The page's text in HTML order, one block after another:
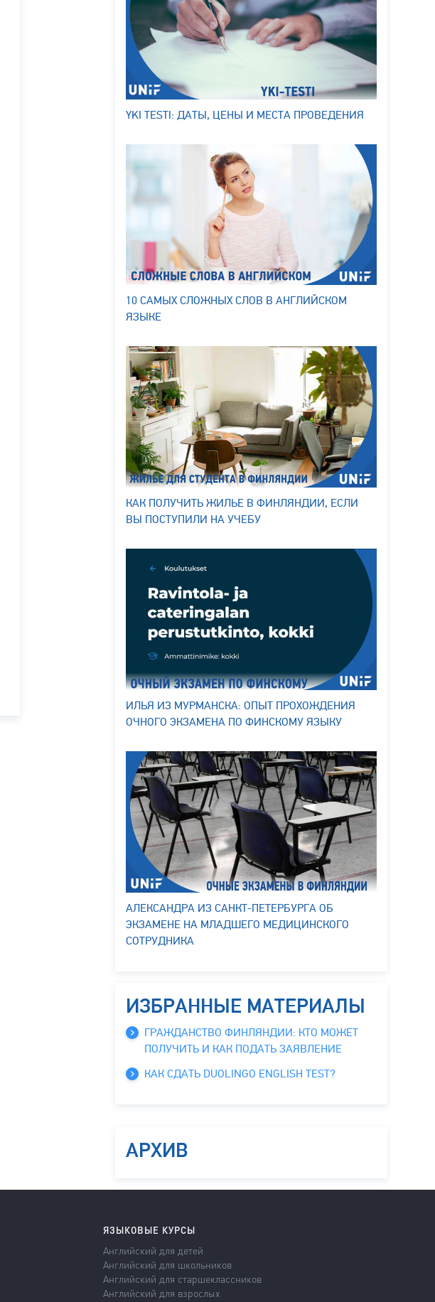
YKI TESTI: ДАТЫ, ЦЕНЫ И МЕСТА ПРОВЕДЕНИЯ
10 САМЫХ СЛОЖНЫХ СЛОВ В АНГЛИЙСКОМ
ЯЗЫКЕ
КАК ПОЛУЧИТЬ ЖИЛЬЕ В ФИНЛЯНДИИ, ЕСЛИ
ВЫ ПОСТУПИЛИ НА УЧЕБУ
ИЛЬЯ ИЗ МУРМАНСКА: ОПЫТ ПРОХОЖДЕНИЯ
ОЧНОГО ЭКЗАМЕНА ПО ФИНСКОМУ ЯЗЫКУ
АЛЕКСАНДРА ИЗ САНКТ-ПЕТЕРБУРГА ОБ
ЭКЗАМЕНЕ НА МЛАДШЕГО МЕДИЦИНСКОГО
СОТРУДНИКА
ИЗБРАННЫЕ МАТЕРИАЛЫ
ГРАЖДАНСТВО ФИНЛЯНДИИ: КТО МОЖЕТ
ПОЛУЧИТЬ И КАК ПОДАТЬ ЗАЯВЛЕНИЕ
КАК СДАТЬ DUOLINGO ENGLISH TEST?
АРХИВ
ЯЗЫКОВЫЕ КУРСЫ
Английский для детей
Английский для школьников
Английский для старшеклассников
Английский для взрослых